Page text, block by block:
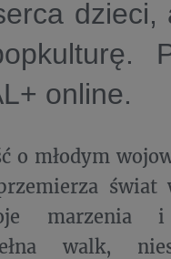
dzieci,
online.
o młodym
świat
marzenia i
walk,